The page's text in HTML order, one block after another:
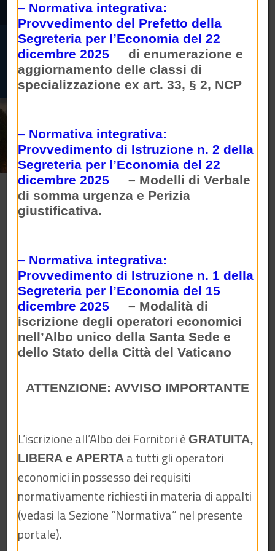
Vai ai contenuti
Vai al menu di navigazione
Vai al footer
Attiva / disattiva la navigazione
Bandi Pubblici Santa
Sede
Normativa
Avvisi di Gara
– Normativa integrativa:
Provvedimento del Prefetto della
Segreteria per l’Economia del 22
dicembre 2025
di enumerazione e
aggiornamento delle classi di
specializzazione ex art. 33, § 2, NCP
– Normativa integrativa:
Provvedimento di Istruzione n. 2 della
Segreteria per l’Economia del 22
dicembre 2025
– Modelli di Verbale
di somma urgenza e Perizia
giustificativa.
– Normativa integrativa:
Provvedimento di Istruzione n. 1 della
Segreteria per l’Economia del 15
dicembre 2025
– Modalità di
iscrizione degli operatori economici
nell’Albo unico della Santa Sede e
dello Stato della Città del Vaticano
ATTENZIONE: AVVISO IMPORTANTE
L’iscrizione all’Albo dei Fornitori è GRATUITA,
LIBERA e APERTA a tutti gli operatori
economici in possesso dei requisiti
normativamente richiesti in materia di appalti
(vedasi la Sezione “Normativa” nel presente
portale).